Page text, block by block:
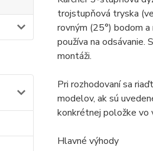
trojstupňová tryska
rovným (25°) bodom
používa na odsávanie.
montáži.
Pri rozhodovaní sa
modelov, ak sú
konkrétnej položke vo
Hlavné výhody